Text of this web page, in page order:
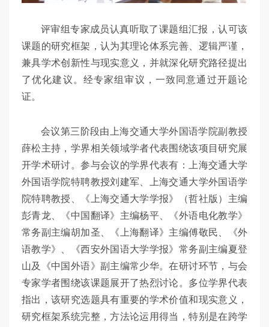
评审组专家成员认真听取了课题组汇报，认可该
课题的研究框架，认为其理论体系完善、逻辑严谨，
兼具学术创新性与现实意义，并就深化研究路径提出
了优化建议。经专家组审议，一致同意通过开题论
证。
会议第三阶段由上海交通大学外国语学院副教授
薛松主持，学界相关领域学者代表围绕该项目研究展
开学术研讨。参与会议的学界代表有：上海交通大学
外国语学院特聘教授刘建军、上海交通大学外国语学
院特聘教授、《上海交通大学学报》（哲社版）主编
彭青龙、《中国翻译》主编杨平、《外语电化教学》
常务副主编胡加圣、《上海翻译》主编傅敬民、《外
语教学》、《西安外国语大学学报》常务副主编夏登
山及《中国外语》副主编常少华。在研讨环节，与会
专家学者围绕该课题展开了热烈讨论。多位学界代表
指出，该研究选题具有重要的学术价值和现实意义，
研究框架系统完整，方法论运用得当，特别是在跨学